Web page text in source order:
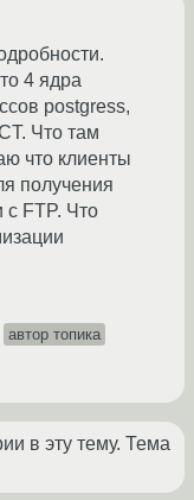
4 ядра
postgress,
Что там
что клиенты
получения
с FTP. Что
автор топика
в эту тему. Тема